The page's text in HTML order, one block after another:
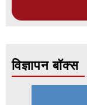
विज्ञापन बॉक्स